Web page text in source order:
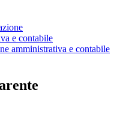
e contabile
amministrativa e contabile